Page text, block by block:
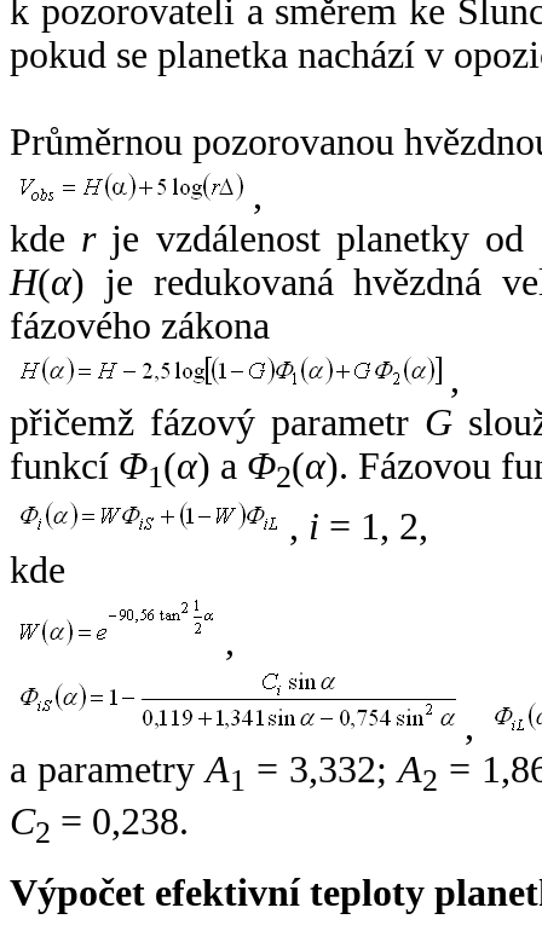
k pozorovateli a směrem ke
pokud se planetka nachází v
Průměrnou pozorovanou
,
kde rje vzdálenost planetky od
H(α) je redukovaná hvězdná
fázového zákona
,
přičemž fázový parametr G
funkcí Φ1(α) a Φ2(α). Fázovou
, i = 1, 2,
kde
,
,
a parametryA1 = 3,332;A2 =
C2 = 0,238.
Výpočet efektivní teploty